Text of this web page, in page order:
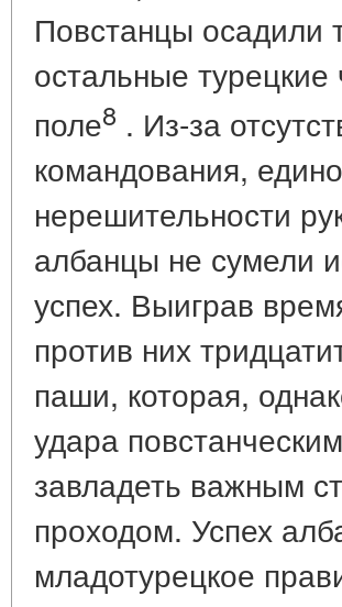
Повстанцы осадили
остальные турецкие
поле8 . Из-за
командования,
нерешительности
албанцы не сумели
успех. Выиграв
против них
паши, которая,
удара
завладеть важным
проходом. Успех
младотурецкое